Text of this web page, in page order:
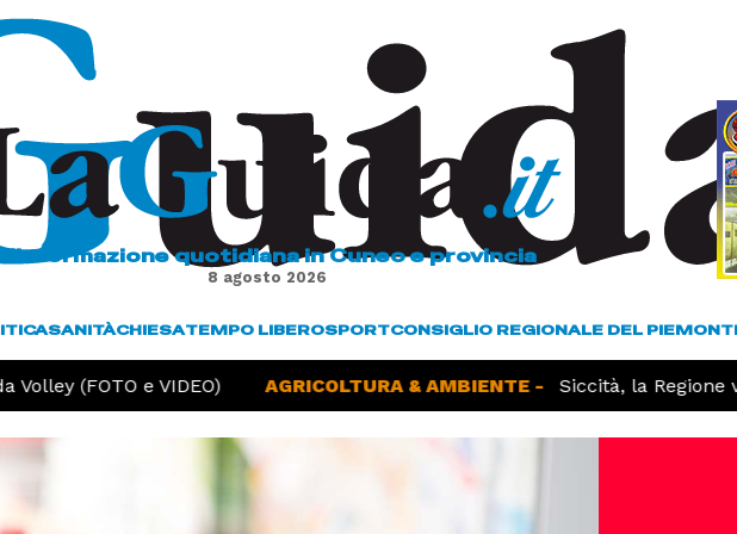
L'informazione quotidiana in Cuneo e provincia
8 agosto 2026
SANITÀCHIESATEMPO LIBEROSPORTCONSIGLIO REGIONALE DEL
(FOTO e VIDEO) AGRICOLTURA & AMBIENTE - Siccità, la Regione